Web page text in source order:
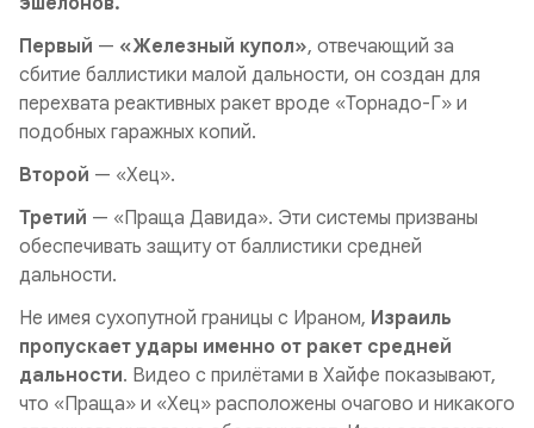
Первый — «Железный купол», отвечающий за
сбитие баллистики малой дальности, он создан для
перехвата реактивных ракет вроде «Торнадо-Г» и
подобных гаражных копий.
Второй — «Хец».
Третий — «Праща Давида». Эти системы призваны
обеспечивать защиту от баллистики средней
дальности.
Не имея сухопутной границы с Ираном, Израиль
пропускает удары именно от ракет средней
дальности. Видео с прилётами в Хайфе показывают,
что «Праща» и «Хец» расположены очагово и никакого